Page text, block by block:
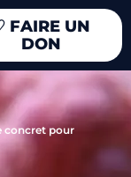
FAIRE UN
DON
concret pour